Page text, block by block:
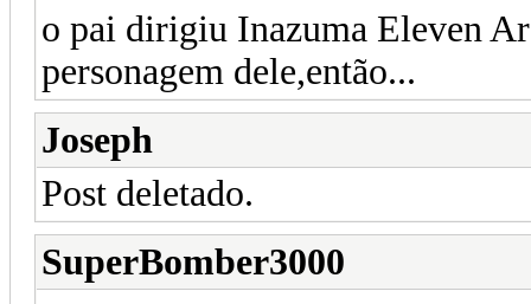
o pai dirigiu Inazuma Eleven
personagem dele,então...
Joseph
Post deletado.
SuperBomber3000